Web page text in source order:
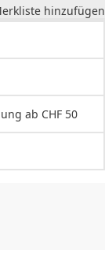
hinzufügen
ab CHF 50